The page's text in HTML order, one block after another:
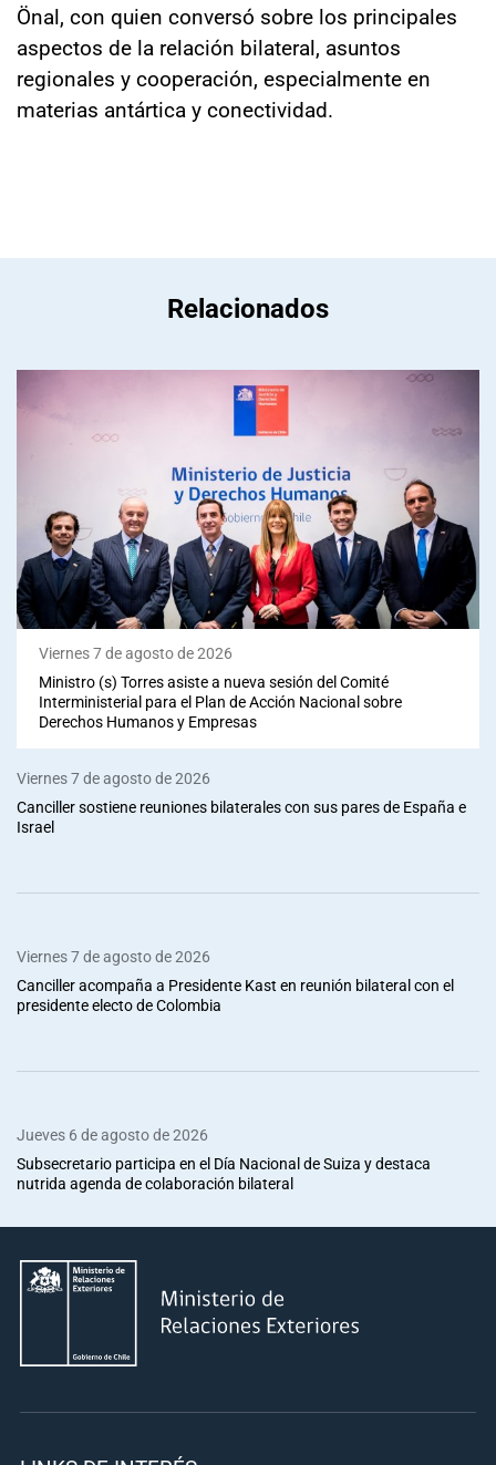
Önal, con quien conversó sobre los principales
aspectos de la relación bilateral, asuntos
regionales y cooperación, especialmente en
materias antártica y conectividad.
Relacionados
Viernes 7 de agosto de 2026
Ministro (s) Torres asiste a nueva sesión del Comité
Interministerial para el Plan de Acción Nacional sobre
Derechos Humanos y Empresas
Viernes 7 de agosto de 2026
Canciller sostiene reuniones bilaterales con sus pares de España e
Israel
Viernes 7 de agosto de 2026
Canciller acompaña a Presidente Kast en reunión bilateral con el
presidente electo de Colombia
Jueves 6 de agosto de 2026
Subsecretario participa en el Día Nacional de Suiza y destaca
nutrida agenda de colaboración bilateral